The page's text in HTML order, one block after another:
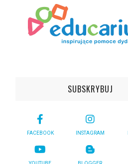
SUBSKRYBUJ
FACEBOOK INSTAGRAM